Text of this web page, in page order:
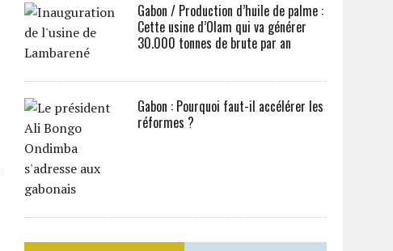
Gabon / Production d’huile de palme :
Cette usine d’Olam qui va générer
30.000 tonnes de brute par an
Gabon : Pourquoi faut-il accélérer les
réformes ?